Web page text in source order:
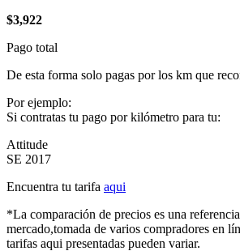
$3,922
Pago total
De esta forma solo pagas por los km que
Por ejemplo:
Si contratas tu pago por kilómetro para tu:
Attitude
SE 2017
Encuentra tu tarifa aqui
*La comparación de precios es una
mercado,tomada de varios compradores en
tarifas aqui presentadas pueden variar.